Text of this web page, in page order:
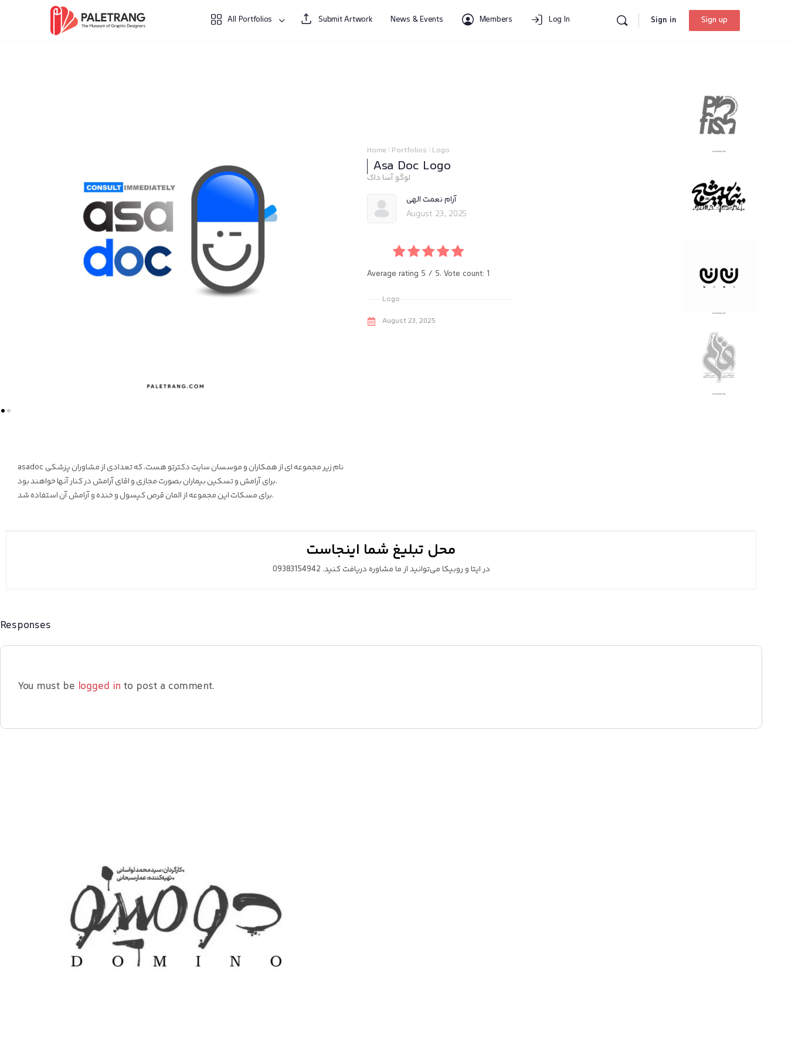
All Portfolios Submit Artwork News & Events Members Log In Sign in Sign up
Home | Portfolios | Logo
Asa Doc Logo
لوگو آسا داک
آرام نعمت الهی
August 23, 2025
Average rating 5 / 5. Vote count: 1
Logo
August 23, 2025
asadoc نام زیر مجموعه ای از همکاران و موسسان سایت دکترتو هست. که تعدادی از مشاوران پزشکی
برای آرامش و تسکین بیماران بصورت مجازی و اقای آرامش در کنار آنها خواهند بود.
برای مسکات این مجموعه از المان قرص کپسول و خنده و آرامش آن استفاده شد.
محل تبلیغ شما اینجاست
در ایتا و روبیکا می‌توانید از ما مشاوره دریافت کنید. 09383154942
Responses
You must be logged in to post a comment.